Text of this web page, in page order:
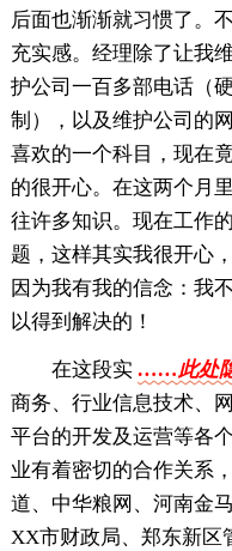
后面也渐渐就习惯了。
充实感。经理除了让我
护公司一百多部电话（
制），以及维护公司的
喜欢的一个科目，现在
的很开心。在这两个月
往许多知识。现在工作
题，这样其实我很开心
因为我有我的信念：我
以得到解决的！
在这段实 ……此处
商务、行业信息技术、
平台的开发及运营等各
业有着密切的合作关系
道、中华粮网、河南金
XX市财政局、郑东新区